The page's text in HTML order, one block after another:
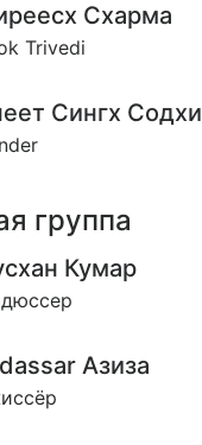
Схарма
Trivedi
Сингх Содхи
группа
Кумар
Азиза